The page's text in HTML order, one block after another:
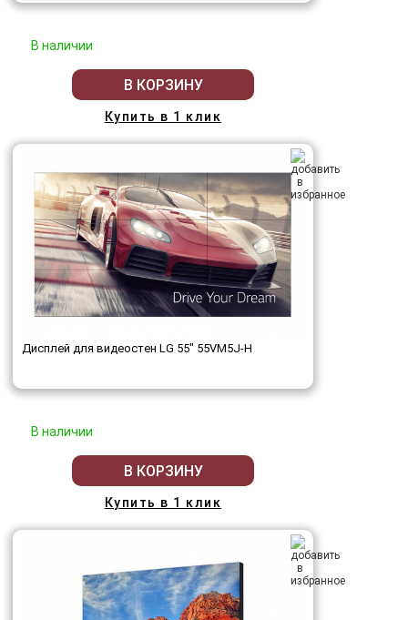
В наличии
В КОРЗИНУ
Купить в 1 клик
Дисплей для видеостен LG 55" 55VM5J-H
В наличии
В КОРЗИНУ
Купить в 1 клик